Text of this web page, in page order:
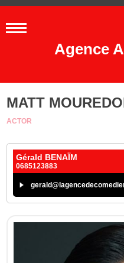
Agence
MATT
ACTOR
Gérald BENAÏM
0685123883